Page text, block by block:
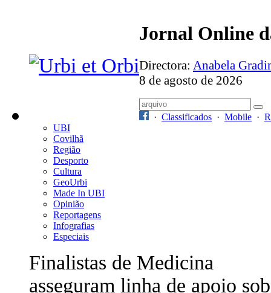
Jornal Online
Directora: Anabela
8 de agosto de 2026
· Classificados · Mobile ·
UBI
Covilhã
Região
Desporto
Cultura
GeoUrbi
Made In UBI
Opinião
Reportagens
Infografias
Especiais
Finalistas de Medicina
asseguram linha de apoio